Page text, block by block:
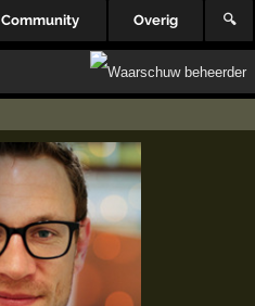
Community Overig 🔍